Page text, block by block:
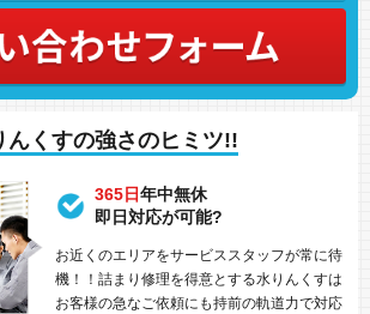
んくすの強さのヒミツ!!
365日年中無休
即日対応が可能?
お近くのエリアをサービススタッフが常に待
機！！詰まり修理を得意とする水りんくすは
お客様の急なご依頼にも持前の軌道力で対応